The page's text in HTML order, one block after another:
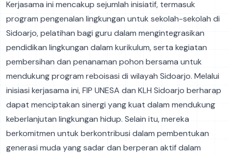
Kerjasama ini mencakup sejumlah inisiatif, termasuk
program pengenalan lingkungan untuk sekolah-sekolah di
Sidoarjo, pelatihan bagi guru dalam mengintegrasikan
pendidikan lingkungan dalam kurikulum, serta kegiatan
pembersihan dan penanaman pohon bersama untuk
mendukung program reboisasi di wilayah Sidoarjo. Melalui
inisiasi kerjasama ini, FIP UNESA dan KLH Sidoarjo berharap
dapat menciptakan sinergi yang kuat dalam mendukung
keberlanjutan lingkungan hidup. Selain itu, mereka
berkomitmen untuk berkontribusi dalam pembentukan
generasi muda yang sadar dan berperan aktif dalam